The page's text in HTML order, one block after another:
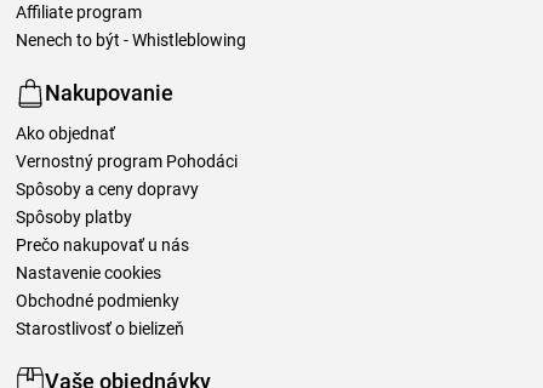
Affiliate program
Nenech to být - Whistleblowing
Nakupovanie
Ako objednať
Vernostný program Pohodáci
Spôsoby a ceny dopravy
Spôsoby platby
Prečo nakupovať u nás
Nastavenie cookies
Obchodné podmienky
Starostlivosť o bielizeň
Vaše objednávky